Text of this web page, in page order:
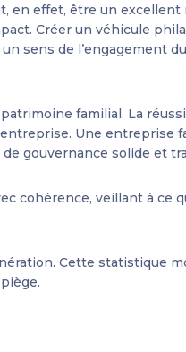
en effet, être un excellent
Créer un véhicule
sens de l’engagement
familial. La
Une entreprise
gouvernance solide et
cohérence, veillant à ce
Cette statistique